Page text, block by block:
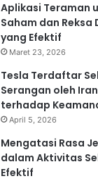
Aplikasi Teraman
Saham dan Reksa
yang Efektif
Maret 23, 2026
Tesla Terdaftar
Serangan oleh
terhadap
April 5, 2026
Mengatasi Rasa
dalam Aktivitas
Efektif